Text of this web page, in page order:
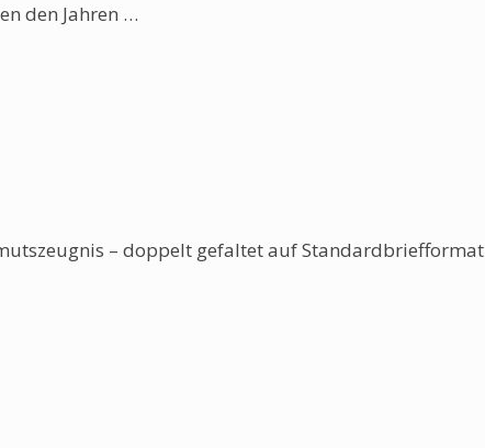
den Jahren …
– doppelt gefaltet auf Standardbriefformat